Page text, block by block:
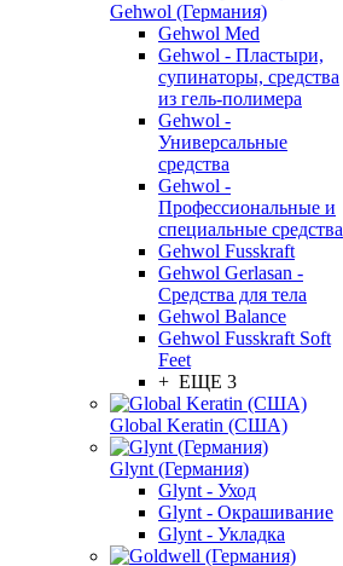
Gehwol (Германия)
Gehwol Med
Gehwol - Пластыри,
супинаторы, средства
из гель-полимера
Gehwol -
Универсальные
средства
Gehwol -
Профессиональные и
специальные средства
Gehwol Fusskraft
Gehwol Gerlasan -
Средства для тела
Gehwol Balance
Gehwol Fusskraft Soft
Feet
+ ЕЩЕ 3
Global Keratin (США)
Glynt (Германия)
Glynt - Уход
Glynt - Окрашивание
Glynt - Укладка